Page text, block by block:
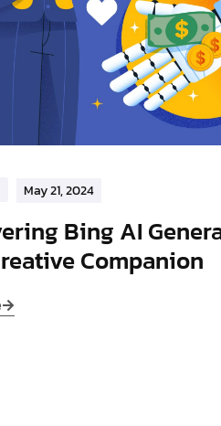
May 21, 2024
Bing AI
Companion